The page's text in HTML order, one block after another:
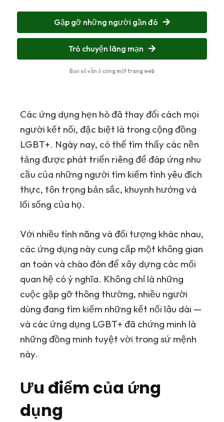
Gặp gỡ những người gần đó
Trò chuyện lãng mạn
Bạn sẽ vẫn ở cùng một trang web
Các ứng dụng hẹn hò đã thay đổi cách mọi
người kết nối, đặc biệt là trong cộng đồng
LGBT+. Ngày nay, có thể tìm thấy các nền
tảng được phát triển riêng để đáp ứng nhu
cầu của những người tìm kiếm tình yêu đích
thực, tôn trọng bản sắc, khuynh hướng và
lối sống của họ.
Với nhiều tính năng và đối tượng khác nhau,
các ứng dụng này cung cấp một không gian
an toàn và chào đón để xây dựng các mối
quan hệ có ý nghĩa. Không chỉ là những
cuộc gặp gỡ thông thường, nhiều người
dùng đang tìm kiếm những kết nối lâu dài —
và các ứng dụng LGBT+ đã chứng minh là
những đồng minh tuyệt vời trong sứ mệnh
này.
Ưu điểm của ứng
dụng